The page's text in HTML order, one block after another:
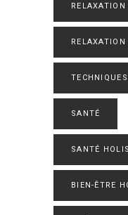
RELAXATION
SANTÉ
SANTÉ
BIEN-ÊTRE